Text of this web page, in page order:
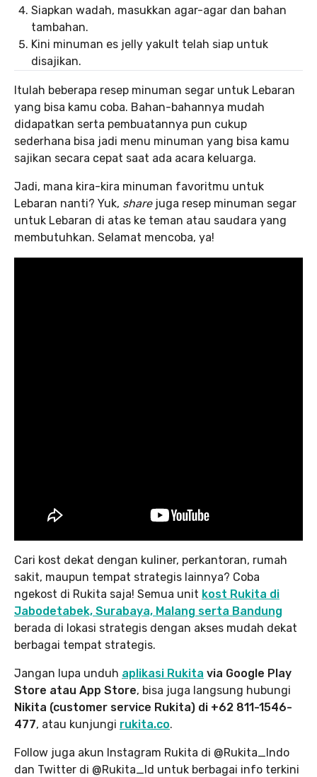
Siapkan wadah, masukkan agar-agar dan bahan
tambahan.
Kini minuman es jelly yakult telah siap untuk
disajikan.
Itulah beberapa resep minuman segar untuk Lebaran
yang bisa kamu coba. Bahan-bahannya mudah
didapatkan serta pembuatannya pun cukup
sederhana bisa jadi menu minuman yang bisa kamu
sajikan secara cepat saat ada acara keluarga.
Jadi, mana kira-kira minuman favoritmu untuk
Lebaran nanti? Yuk, sharejuga resep minuman segar
untuk Lebaran di atas ke teman atau saudara yang
membutuhkan. Selamat mencoba, ya!
Cari kost dekat dengan kuliner, perkantoran, rumah
sakit, maupun tempat strategis lainnya? Coba
ngekost di Rukita saja! Semua unit kost Rukita di
Jabodetabek, Surabaya, Malang serta Bandung
berada di lokasi strategis dengan akses mudah dekat
berbagai tempat strategis.
Jangan lupa unduh aplikasi Rukita via Google Play
Store atau App Store, bisa juga langsung hubungi
Nikita (customer service Rukita) di +62 811-1546-
477, atau kunjungi rukita.co.
Follow juga akun Instagram Rukita di @Rukita_Indo
dan Twitter di @Rukita_Id untuk berbagai info terkini